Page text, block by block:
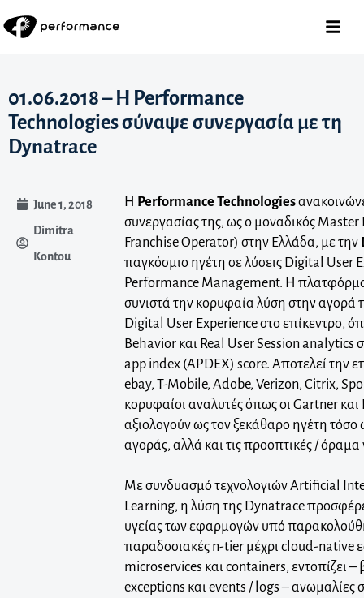
01.06.2018 – H Performance
Technologies σύναψε συνεργασία με τη
Dynatrace
June 1, 2018
Dimitra
Kontou
Η Performance Technologies
συνεργασίας της, ως o μοναδικός
Franchise Operator) στην Ελλάδα, με την
παγκόσμιο ηγέτη σε λύσεις Digital User
Performance Management. H
συνιστά την κορυφαία λύση στην αγορά
Digital User Experience στο επίκεντρο,
Behavior και Real User Session analytics
app index (APDEX) score. Αποτελεί την
ebay, T-Mobile, Adobe, Verizon, Citrix,
κορυφαίοι αναλυτές όπως οι Gartner και
αξιολογούν ως τον ξεκάθαρο ηγέτη τόσο
αγοράς, αλλά και τις προοπτικές / όραμα
Με συνδυασμό τεχνολογιών Artificial
Learning, η λύση της Dynatrace
υγείας των εφαρμογών υπό
παραδοσιακές n-tier μέχρι cloud-native
microservices και containers, εντοπίζει –
exceptions και events / logs – ανωμαλίες